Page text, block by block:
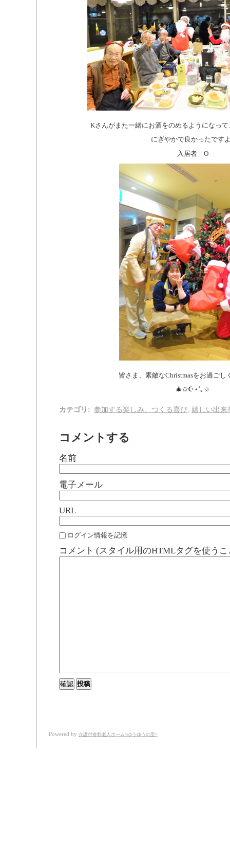
Kさんがまた一緒にお酒をのめるようになっ
にぎやかで良かったです
入居者 O
皆さま、素敵なChristmasをお過ごし
🎄✩☪︎⋆˚｡✩
カテゴリ : 参加する楽しみ、つくる喜び, 嬉しい出来
コメントする
名前
電子メール
URL
ログイン情報を記憶
コメント (スタイル用のHTMLタグを使う
Powered by 介護付有料老人ホーム<ゆうゆうの里>